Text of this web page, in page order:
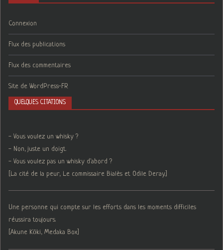
Connexion
Flux des publications
Flux des commentaires
Site de WordPress-FR
QUELQUES CITATIONS
- Vous voulez un whisky ?
- Non, juste un doigt.
- Vous voulez pas un whisky d'abord ?
[La cité de la peur, Le commissaire Bialès et Odile Deray.]
Une personne qui compte sur les efforts dans les moments difficiles
réussira toujours.
[Akune Kōki, Medaka Box]